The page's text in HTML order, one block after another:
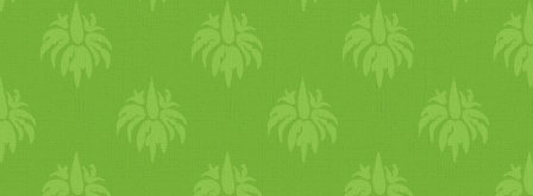
Akkor mit tehetünk
mákot (ne mákolajat)
hogy egy ételt